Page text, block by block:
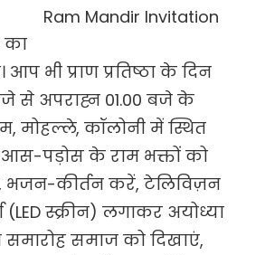
Ram Mandir Invitation
का
आप भी प्राण प्रतिष्ठा के दिन
बजे से अपराह्न 01.00 बजे के
मोहल्ले, कॉलोनी में स्थित
पड़ोस के राम भक्तों को
भजन-कीर्तन करें, टेलिविज़न
(LED स्क्रीन) लगाकर अयोध्या
समारोह समाज को दिखाएं,